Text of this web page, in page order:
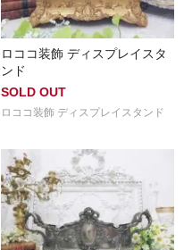
ロココ装飾 ディスプレイスタ
ンド
SOLD OUT
ロココ装飾 ディスプレイスタンド